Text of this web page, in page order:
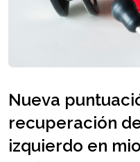
Nueva
recuperación
izquierdo en